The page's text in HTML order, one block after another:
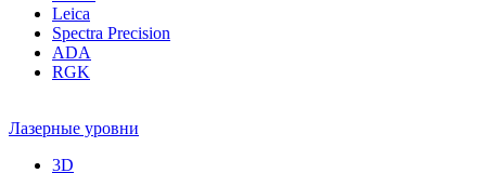
Leica
Spectra Precision
ADA
RGK
Лазерные уровни
3D